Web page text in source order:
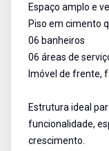
Espaço amplo e
Piso em cimento
06 banheiros
06 áreas de
Imóvel de frente,
Estrutura ideal
funcionalidade,
crescimento.